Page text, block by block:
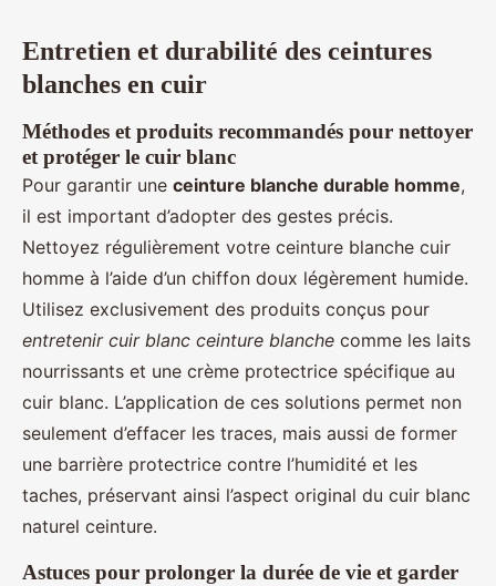
Entretien et durabilité des ceintures
blanches en cuir
Méthodes et produits recommandés pour nettoyer
et protéger le cuir blanc
Pour garantir une ceinture blanche durable homme,
il est important d’adopter des gestes précis.
Nettoyez régulièrement votre ceinture blanche cuir
homme à l’aide d’un chiffon doux légèrement humide.
Utilisez exclusivement des produits conçus pour
entretenir cuir blanc ceinture blanche comme les laits
nourrissants et une crème protectrice spécifique au
cuir blanc. L’application de ces solutions permet non
seulement d’effacer les traces, mais aussi de former
une barrière protectrice contre l’humidité et les
taches, préservant ainsi l’aspect original du cuir blanc
naturel ceinture.
Astuces pour prolonger la durée de vie et garder